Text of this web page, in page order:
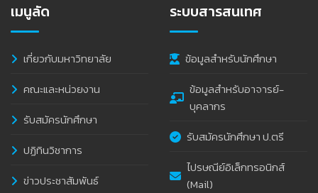
เมนูลัด
เกี่ยวกับมหาวิทยาลัย
คณะและหน่วยงาน
รับสมัครนักศึกษา
ปฏิทินวิชาการ
ข่าวประชาสัมพันธ์
ระบบสารสนเทศ
ข้อมูลสำหรับนักศึกษา
ข้อมูลสำหรับอาจารย์-
บุคลากร
รับสมัครนักศึกษา ป.ตรี
ไปรษณีย์อิเล็กทรอนิกส์
(Mail)